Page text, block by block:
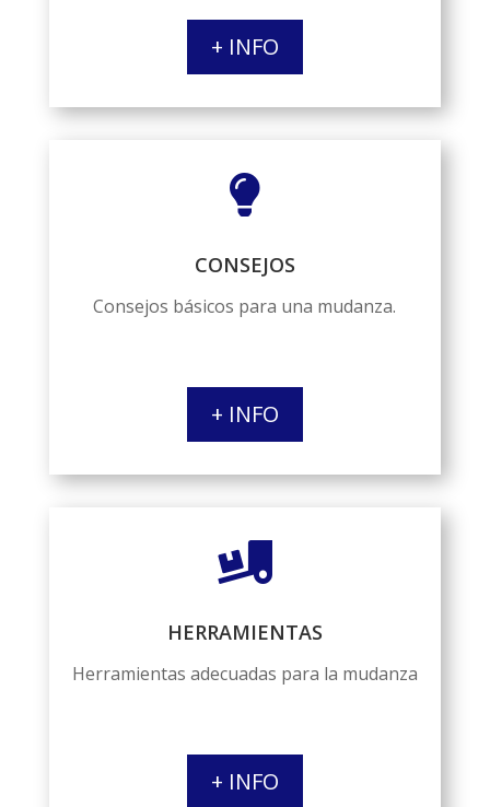
+ INFO

CONSEJOS
Consejos básicos para una mudanza.
+ INFO

HERRAMIENTAS
Herramientas adecuadas para la mudanza
+ INFO